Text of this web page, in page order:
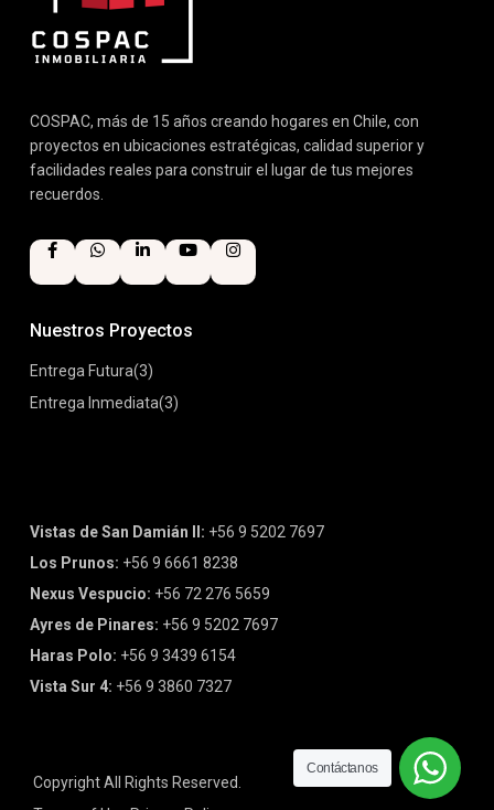
COSPAC, más de 15 años creando hogares en Chile, con
proyectos en ubicaciones estratégicas, calidad superior y
facilidades reales para construir el lugar de tus mejores
recuerdos.
Nuestros Proyectos
Entrega Futura(3)
Entrega Inmediata(3)
Vistas de San Damián II: +56 9 5202 7697
Los Prunos: +56 9 6661 8238
Nexus Vespucio: +56 72 276 5659
Ayres de Pinares: +56 9 5202 7697
Haras Polo: +56 9 3439 6154
Vista Sur 4: +56 9 3860 7327
Copyright All Rights Reserved.
Contáctanos